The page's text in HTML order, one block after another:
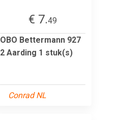
€ 7.49
OBO Bettermann 927
2 Aarding 1 stuk(s)
Conrad NL